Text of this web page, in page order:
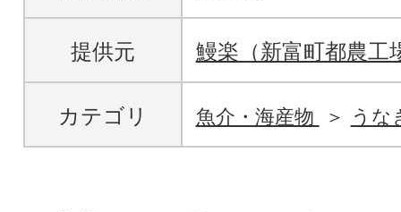
提供元 鰻楽（新富町都農工
カテゴリ 魚介・海産物 うな